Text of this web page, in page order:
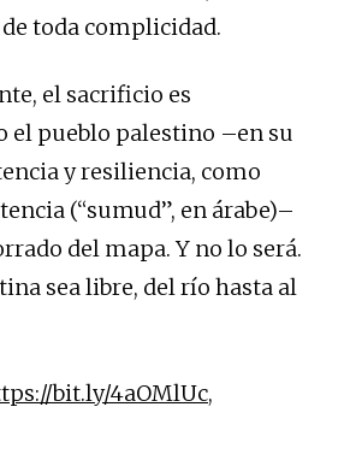
toda complicidad.
el sacrificio es
el pueblo palestino –en su
y resiliencia, como
(“sumud”, en árabe)–
del mapa. Y no lo será.
sea libre, del río hasta al
bit.ly/4aOMlUc,